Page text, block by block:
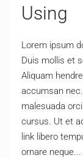
Using
Lorem ipsum
Duis mollis et
Aliquam
accumsan
malesuada
cursus. Ut et
link libero
ornare neque...